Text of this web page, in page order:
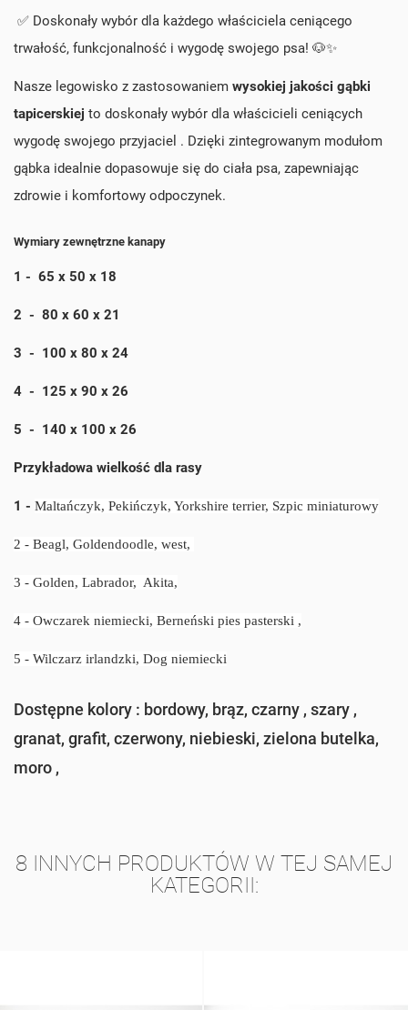
✅ Doskonały wybór dla każdego właściciela ceniącego
trwałość, funkcjonalność i wygodę swojego psa! 🐶✨
Nasze legowisko z zastosowaniem wysokiej jakości gąbki
tapicerskiej to doskonały wybór dla właścicieli ceniących
wygodę swojego przyjaciel . Dzięki zintegrowanym modułom
gąbka idealnie dopasowuje się do ciała psa, zapewniając
zdrowie i komfortowy odpoczynek.
Wymiary zewnętrzne kanapy
1 - 65 x 50 x 18
2 - 80 x 60 x 21
3 - 100 x 80 x 24
4 - 125 x 90 x 26
5 - 140 x 100 x 26
Przykładowa wielkość dla rasy
1 - Maltańczyk, Pekińczyk, Yorkshire terrier, Szpic miniaturowy
2 - Beagl, Goldendoodle, west,
3 - Golden, Labrador, Akita,
4 - Owczarek niemiecki, Berneński pies pasterski ,
5 - Wilczarz irlandzki, Dog niemiecki
Dostępne kolory : bordowy, brąz, czarny , szary ,
granat, grafit, czerwony, niebieski, zielona butelka,
moro ,
8 INNYCH PRODUKTÓW W TEJ SAMEJ
KATEGORII: